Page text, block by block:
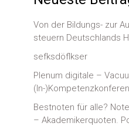
Von der Bildungs- zur
steuern Deutschlands
sefksdöflkser
Plenum digitale –
(In-
Bestnoten für alle?
– Akademikerquoten.